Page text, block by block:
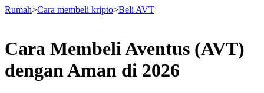
Berjangka
Rumah>Cara membeli kripto>Beli AVT
Cara Membeli Aventus (AVT)
dengan Aman di 2026